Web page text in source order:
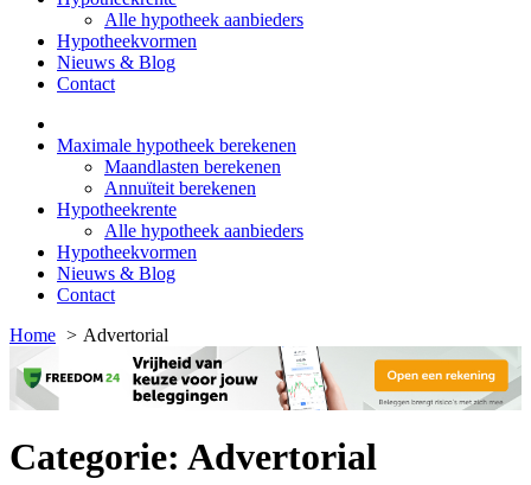
Alle hypotheek aanbieders
Hypotheekvormen
Nieuws & Blog
Contact
Maximale hypotheek berekenen
Maandlasten berekenen
Annuïteit berekenen
Hypotheekrente
Alle hypotheek aanbieders
Hypotheekvormen
Nieuws & Blog
Contact
Home
Advertorial
Categorie: Advertorial